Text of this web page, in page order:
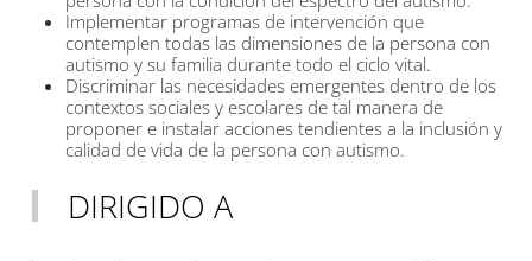
Implementar programas de intervención que
contemplen todas las dimensiones de la persona con
autismo y su familia durante todo el ciclo vital.
Discriminar las necesidades emergentes dentro de los
contextos sociales y escolares de tal manera de
proponer e instalar acciones tendientes a la inclusión y
calidad de vida de la persona con autismo.
DIRIGIDO A